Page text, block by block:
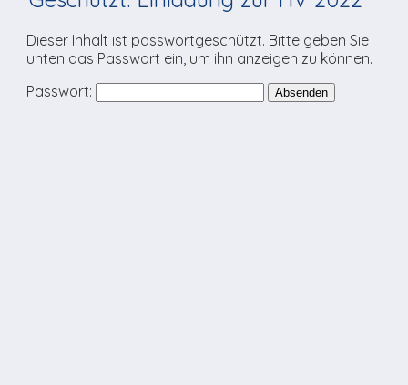
ImmoCorner
Links
Unsere ProduzentInnen
Weg zum Studio
Dieser Inhalt ist passwortgeschützt. Bitte geben Sie
unten das Passwort ein, um ihn anzeigen zu können.
Passwort: